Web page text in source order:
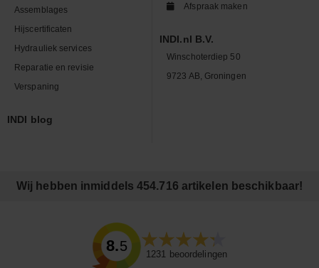
Assemblages
Hijscertificaten
Hydrauliek services
Reparatie en revisie
Verspaning
INDI blog
Afspraak maken
INDI.nl B.V.
Winschoterdiep 50
9723 AB, Groningen
Wij hebben inmiddels 454.716 artikelen beschikbaar!
8.5
1231 beoordelingen